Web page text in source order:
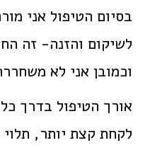
בסיום הטיפול אני
לשיקום והזנה- זה
וכמובן אני לא
אורך הטיפול בדרך
לקחת קצת יותר,